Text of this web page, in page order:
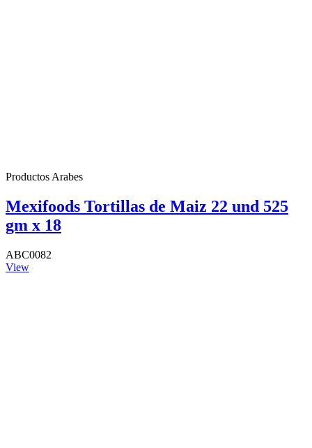
Productos Arabes
Mexifoods Tortillas de Maiz 22 und 525
gm x 18
ABC0082
View